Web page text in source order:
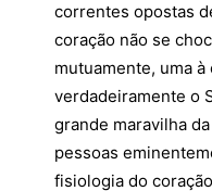
correntes opostas
coração não se
mutuamente, uma à
verdadeiramente o
grande maravilha
pessoas
fisiologia do